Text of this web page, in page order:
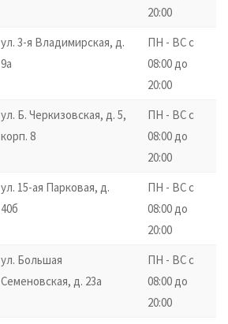
20:00
ул. 3-я Владимирская, д.
9а
ПН - ВС с
08:00 до
20:00
ул. Б. Черкизовская, д. 5,
корп. 8
ПН - ВС с
08:00 до
20:00
ул. 15-ая Парковая, д.
40б
ПН - ВС с
08:00 до
20:00
ул. Большая
Семеновская, д. 23а
ПН - ВС с
08:00 до
20:00